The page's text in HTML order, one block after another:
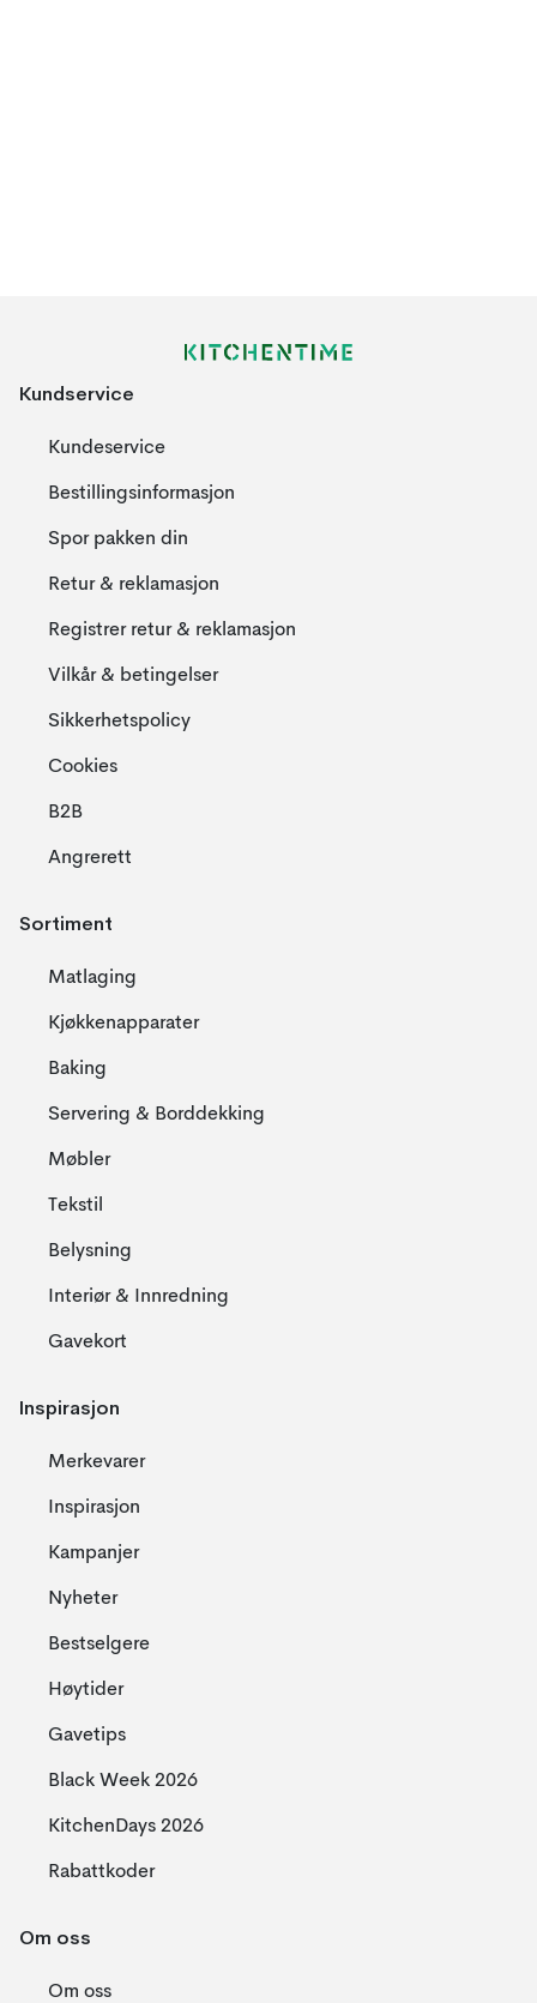
Kundservice
Kundeservice
Bestillingsinformasjon
Spor pakken din
Retur & reklamasjon
Registrer retur & reklamasjon
Vilkår & betingelser
Sikkerhetspolicy
Cookies
B2B
Angrerett
Sortiment
Matlaging
Kjøkkenapparater
Baking
Servering & Borddekking
Møbler
Tekstil
Belysning
Interiør & Innredning
Gavekort
Inspirasjon
Merkevarer
Inspirasjon
Kampanjer
Nyheter
Bestselgere
Høytider
Gavetips
Black Week 2026
KitchenDays 2026
Rabattkoder
Om oss
Om oss